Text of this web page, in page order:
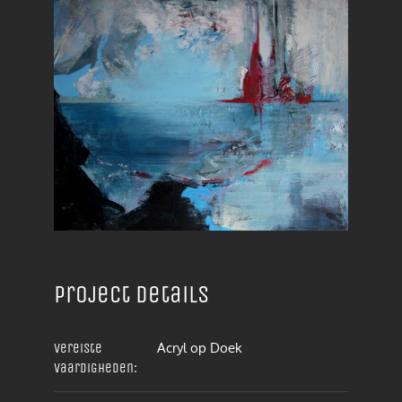
Project details
Vereiste
vaardigheden:
Acryl op Doek